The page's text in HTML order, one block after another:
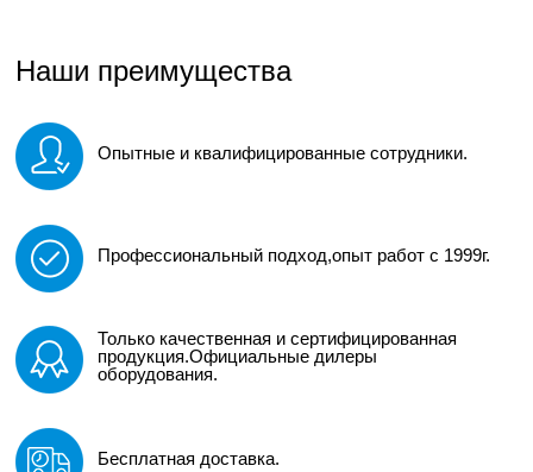
Наши преимущества
Опытные и квалифицированные сотрудники.
Профессиональный подход,опыт работ с 1999г.
Только качественная и сертифицированная
продукция.Официальные дилеры
оборудования.
Бесплатная доставка.